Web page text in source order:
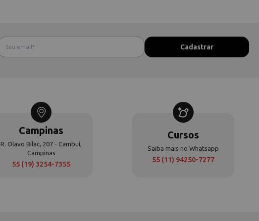
Campinas
R. Olavo Bilac, 207 - Cambuí,
Campinas
55 (19) 3254-7355
Cursos
Saiba mais no Whatsapp
55 (11) 94250-7277